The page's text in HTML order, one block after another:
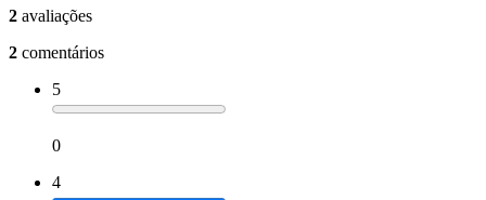
2 avaliações
2 comentários
5
0
4